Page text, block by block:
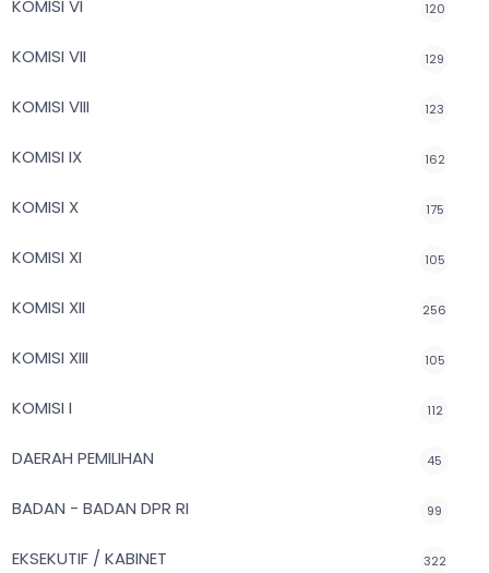
KOMISI VI 120
KOMISI VII 129
KOMISI VIII 123
KOMISI IX 162
KOMISI X 175
KOMISI XI 105
KOMISI XII 256
KOMISI XIII 105
KOMISI I 112
DAERAH PEMILIHAN 45
BADAN - BADAN DPR RI 99
EKSEKUTIF / KABINET 322